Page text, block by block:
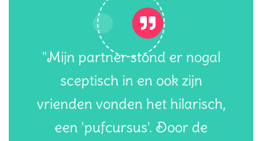
"Mijn partner stond er nogal
sceptisch in en ook zijn
vrienden vonden het hilarisch,
een 'pufcursus'. Door de